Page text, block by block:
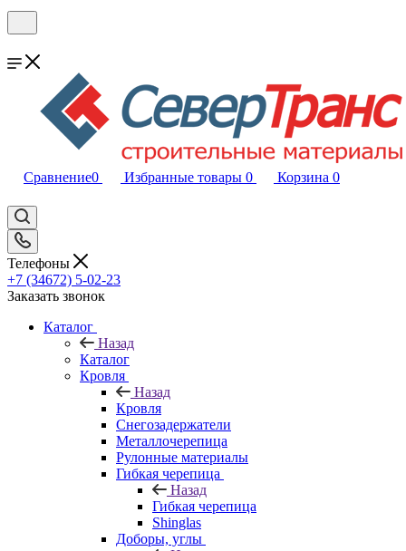
Сравнение0 Избранные товары 0 Корзина 0
Телефоны
+7 (34672) 5-02-23
Заказать звонок
Каталог
Назад
Каталог
Кровля
Назад
Кровля
Снегозадержатели
Металлочерепица
Рулонные материалы
Гибкая черепица
Назад
Гибкая черепица
Shinglas
Доборы, углы